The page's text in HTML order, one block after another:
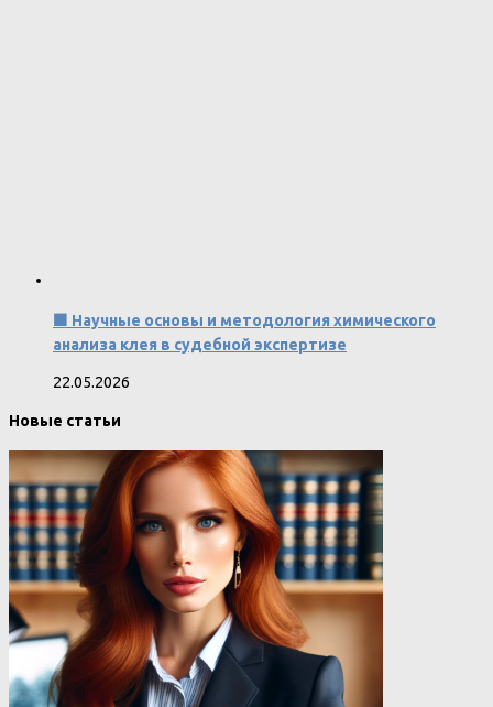
🟧 Научные основы и методология химического
анализа клея в судебной экспертизе
22.05.2026
Новые статьи